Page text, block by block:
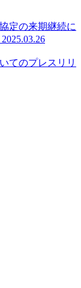
定の来期継続に
2025.03.26
てのプレスリリ